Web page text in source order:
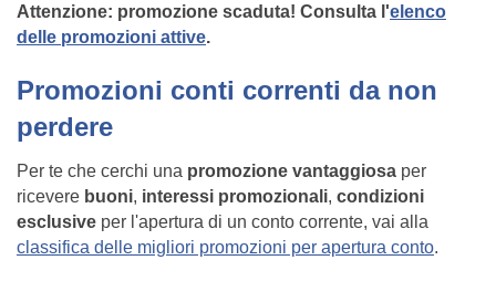
Attenzione: promozione scaduta! Consulta l'elenco
delle promozioni attive.
Promozioni conti correnti da non
perdere
Per te che cerchi una promozione vantaggiosa per
ricevere buoni, interessi promozionali, condizioni
esclusive per l'apertura di un conto corrente, vai alla
classifica delle migliori promozioni per apertura conto.